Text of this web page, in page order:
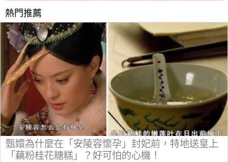
熱門推薦
甄嬛為什麼在「安陵容懷孕」封妃前，特地送皇上
「藕粉桂花糖糕」？好可怕的心機！